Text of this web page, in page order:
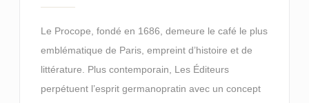
Le Procope, fondé en 1686, demeure le café le plus
emblématique de Paris, empreint d’histoire et de
littérature. Plus contemporain, Les Éditeurs
perpétuent l’esprit germanopratin avec un concept